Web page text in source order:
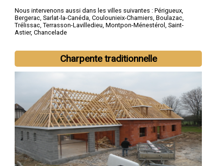
Nous intervenons aussi dans les villes suivantes : Périgueux
Bergerac Sarlat-la-Canéda Coulounieix-Chamiers Boulazac
Trélissac Terrasson-Lavilledieu Montpon-Ménestérol
Saint-
Astier, Chancelade
Charpente traditionnelle